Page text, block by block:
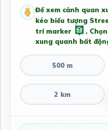
Để xem cảnh quan
kéo biểu tượng
trí marker
.
xung quanh bất
500 m
2 km